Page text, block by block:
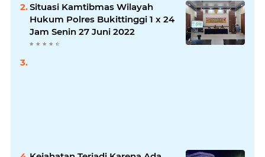
Situasi Kamtibmas Wilayah
Hukum Polres Bukittinggi 1 x 24
Jam Senin 27 Juni 2022